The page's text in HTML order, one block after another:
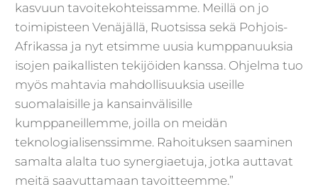
kasvuun tavoitekohteissamme. Meillä on jo
toimipisteen Venäjällä, Ruotsissa sekä Pohjois-
Afrikassa ja nyt etsimme uusia kumppanuuksia
isojen paikallisten tekijöiden kanssa. Ohjelma tuo
myös mahtavia mahdollisuuksia useille
suomalaisille ja kansainvälisille
kumppaneillemme, joilla on meidän
teknologialisenssimme. Rahoituksen saaminen
samalta alalta tuo synergiaetuja, jotka auttavat
meitä saavuttamaan tavoitteemme.”